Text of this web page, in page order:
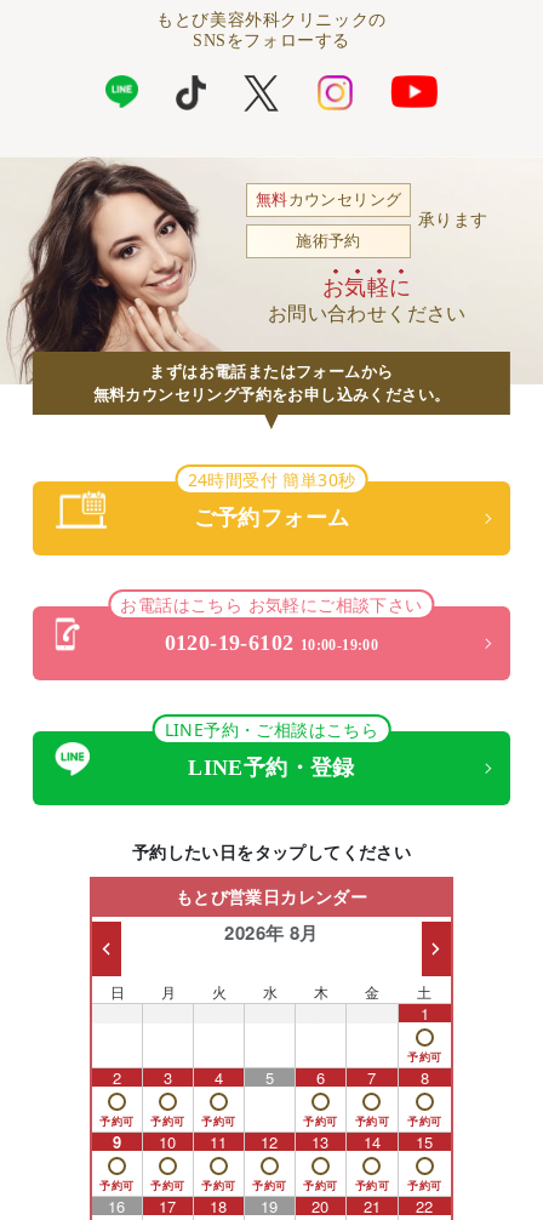
もとび美容外科クリニックの
SNSをフォローする
無料カウンセリング
施術予約
承ります
お気軽に
お問い合わせください
まずはお電話またはフォームから
無料カウンセリング予約をお申し込みください。
24時間受付 簡単30秒
ご予約フォーム
お電話はこちら お気軽にご相談下さい
0120-19-6102 10:00-19:00
LINE予約・ご相談はこちら
LINE予約・登録
予約したい日をタップしてください
もとび営業日カレンダー
2026年 8月
日 月 火 水 木 金 土
1
2 3 4 5 6 7 8
9 10 11 12 13 14 15
16 17 18 19 20 21 22